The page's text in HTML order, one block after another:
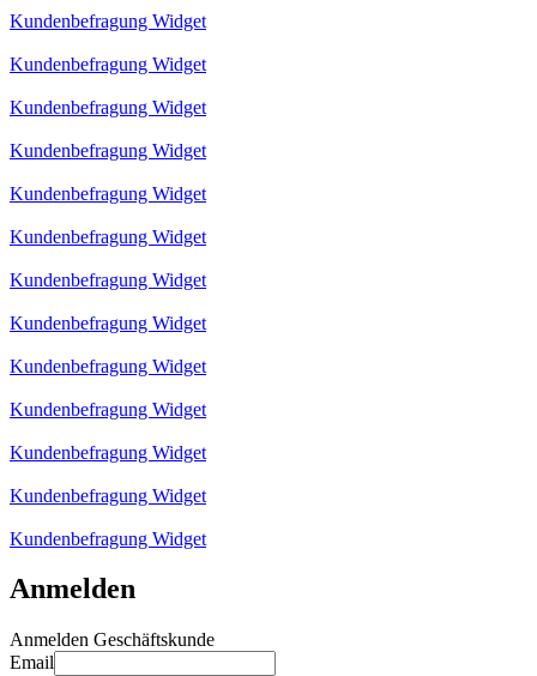
Kundenbefragung Widget
Kundenbefragung Widget
Kundenbefragung Widget
Kundenbefragung Widget
Kundenbefragung Widget
Kundenbefragung Widget
Kundenbefragung Widget
Kundenbefragung Widget
Kundenbefragung Widget
Kundenbefragung Widget
Kundenbefragung Widget
Kundenbefragung Widget
Kundenbefragung Widget
Anmelden
Anmelden Geschäftskunde
Email